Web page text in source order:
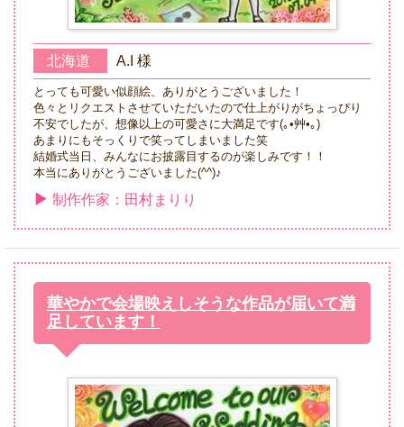
北海道 A.I 様
とっても可愛い似顔絵、ありがとうございました！
色々とリクエストさせていただいたので仕上がりがちょっぴり
不安でしたが、想像以上の可愛さに大満足です(｡•艸•｡)
あまりにもそっくりで笑ってしまいました笑
結婚式当日、みんなにお披露目するのが楽しみです！！
本当にありがとうございました(^^)♪
制作作家：田村まりり
華やかで会場映えしそうな作品が届いて満
足しています！